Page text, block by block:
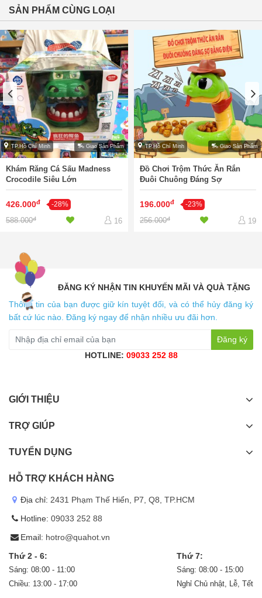
SẢN PHẨM CÙNG LOẠI
TP.Hồ Chí Minh Giao Sản Phẩm
Khám Răng Cá Sấu Madness
Crocodile Siêu Lớn
426.000đ -28%
588.000đ 16
TP.Hồ Chí Minh Giao Sản Phẩm
Đồ Chơi Trộm Thức Ăn Rắn
Đuôi Chuông Đáng Sợ
196.000đ -23%
256.000đ 19
ĐĂNG KÝ NHẬN TIN KHUYẾN MÃI VÀ QUÀ TẶNG
Thông tin của bạn được giữ kín tuyệt đối, và có thể hủy đăng ký
bất cứ lúc nào. Đăng ký ngay để nhận nhiều ưu đãi hơn.
Đăng ký
HOTLINE: 09033 252 88
GIỚI THIỆU
TRỢ GIÚP
TUYỂN DỤNG
HỖ TRỢ KHÁCH HÀNG
Địa chỉ: 2431 Phạm Thế Hiển, P7, Q8, TP.HCM
Hotline: 09033 252 88
Email: hotro@quahot.vn
Thứ 2 - 6:
Sáng: 08:00 - 11:00
Chiều: 13:00 - 17:00
Thứ 7:
Sáng: 08:00 - 15:00
Nghỉ Chủ nhật, Lễ, Tết